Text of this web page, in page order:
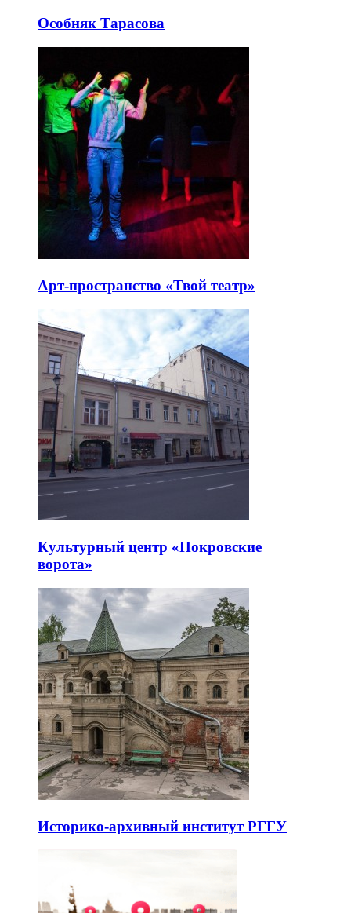
Особняк Тарасова
Арт-пространство «Твой театр»
Культурный центр «Покровские
ворота»
Историко-архивный институт РГГУ